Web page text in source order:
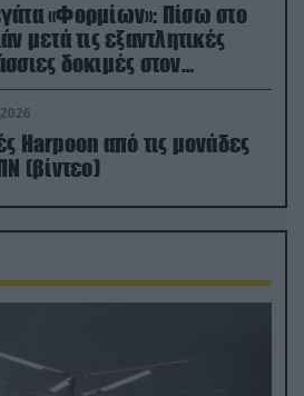
«Φορμίων»: Πίσω στο
μετά τις εξαντλητικές
στον
Βισκαϊκό
Harpoon από τις μονάδες
(βίντεο)